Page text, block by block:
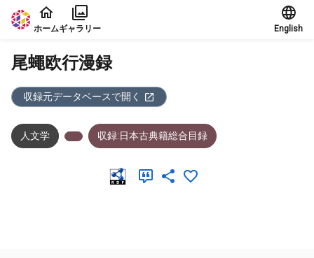
本文に飛ぶ
ホームギャラリー English
尾蠅欧行漫録
収録元データベースで開く
人文学 収録:日本古典籍総合目録